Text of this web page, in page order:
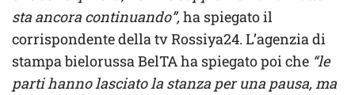
sta ancora continuando”,ha spiegato il
corrispondente della tv Rossiya24. L’agenzia di
stampa bielorussa BelTA ha spiegato poi che “le
parti hanno lasciato la stanza per una pausa, ma